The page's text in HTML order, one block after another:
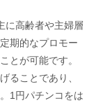
に高齢者や主婦層
期的なプロモー
とが可能です。
ることであり、
1円パチンコをは